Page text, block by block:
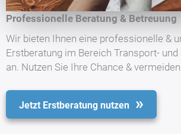
Professionelle Beratung & Betreuung
Wir bieten Ihnen eine professionelle &
Erstberatung im Bereich Transport-
an. Nutzen Sie Ihre Chance &
Jetzt Erstberatung nutzen